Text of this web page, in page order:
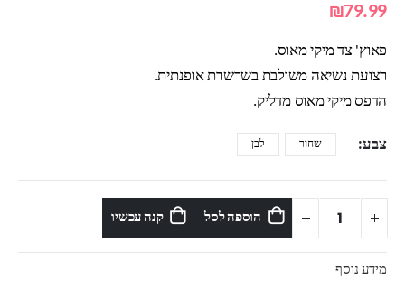
₪79.99
פאוץ' צד מיקי מאוס.
רצועת נשיאה משולבת בשרשרת אופנתית.
הדפס מיקי מאוס מדליק.
צבע שחור לבן
הוספה לסל קנה עכשיו
מידע נוסף